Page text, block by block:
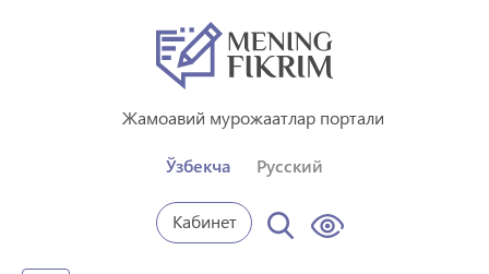
Жамоавий мурожаатлар портали
Ўзбекча Русский
Кабинет